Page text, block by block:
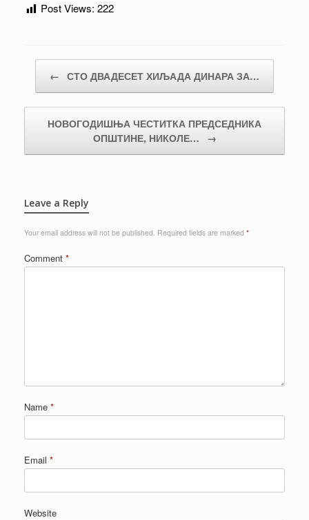
Post Views: 222
← СТО ДВАДЕСЕТ ХИЉАДА ДИНАРА ЗА…
НОВОГОДИШЊА ЧЕСТИТКА ПРЕДСЕДНИКА
ОПШТИНЕ, НИКОЛЕ…
→
Leave a Reply
Your email address will not be published. Required fields are marked *
Comment *
Name *
Email *
Website